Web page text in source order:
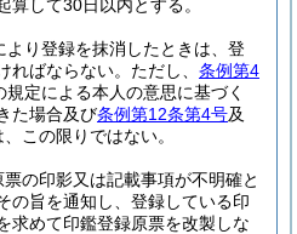
算して30日以内とする。
より登録を抹消したときは、登
ればならない。 ただし、 条例第4
規定による本人の意思に基づく
た場合及び条例第12条第4号及
この限りではない。
の印影又は記載事項が不明確と
の旨を通知し、登録している印
求めて印鑑登録原票を改製しな